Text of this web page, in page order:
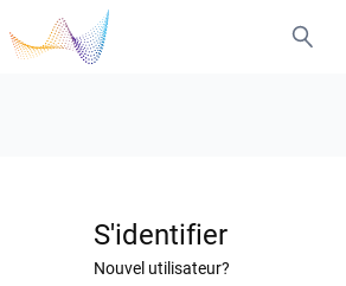
S'identifier
Nouvel utilisateur?